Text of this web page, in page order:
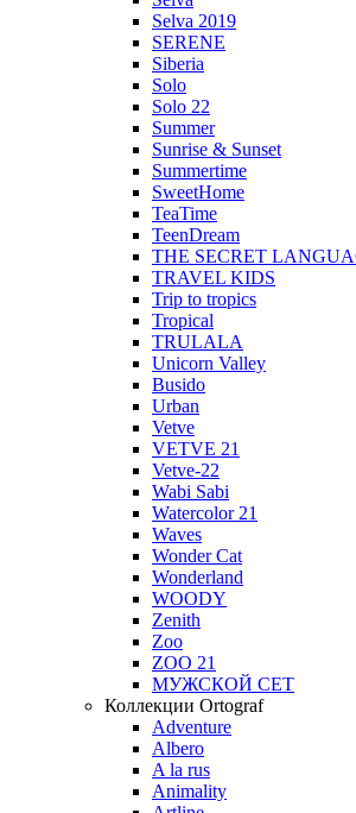
Selva 2019
SERENE
Siberia
Solo
Solo 22
Summer
Sunrise & Sunset
Summertime
SweetHome
TeaTime
TeenDream
THE SECRET
TRAVEL KIDS
Trip to tropics
Tropical
TRULALA
Unicorn Valley
Busido
Urban
Vetve
VETVE 21
Vetve-22
Wabi Sabi
Watercolor 21
Waves
Wonder Cat
Wonderland
WOODY
Zenith
Zoo
ZOO 21
МУЖСКОЙ СЕТ
Коллекции Ortograf
Adventure
Albero
A la rus
Animality